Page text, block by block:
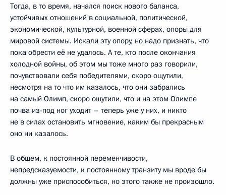
Тогда, в то время, начался поиск нового баланса,
устойчивых отношений в социальной, политической,
экономической, культурной, военной сферах, опоры для
мировой системы. Искали эту опору, но надо признать, что
пока обрести её не удалось. А те, кто после окончания
холодной войны, об этом мы тоже много раз говорили,
почувствовали себя победителями, скоро ощутили,
несмотря на то что им казалось, что они забрались
на самый Олимп, скоро ощутили, что и на этом Олимпе
почва из-под ног уходит – теперь уже у них, и никто
не в силах остановить мгновение, каким бы прекрасным
оно ни казалось.
В общем, к постоянной переменчивости,
непредсказуемости, к постоянному транзиту мы вроде бы
должны уже приспособиться, но этого также не произошло.